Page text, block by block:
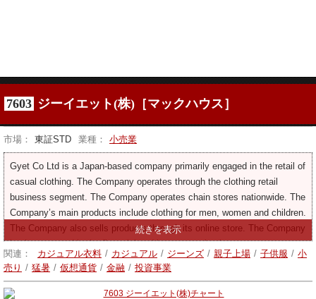
7603 ジーイエット(株)［マックハウス］
市場： 東証STD 業種： 小売業
Gyet Co Ltd is a Japan-based company primarily engaged in the retail of
casual clothing. The Company operates through the clothing retail
business segment. The Company operates chain stores nationwide. The
Company’s main products include clothing for men, women and children.
The Company also sells products through its online store. The Company
is also engaged in the financial and investment business.
関連：
カジュアル衣料 / カジュアル / ジーンズ / 親子上場 / 子供服 / 小
売り / 猛暑 / 仮想通貨 / 金融 / 投資事業